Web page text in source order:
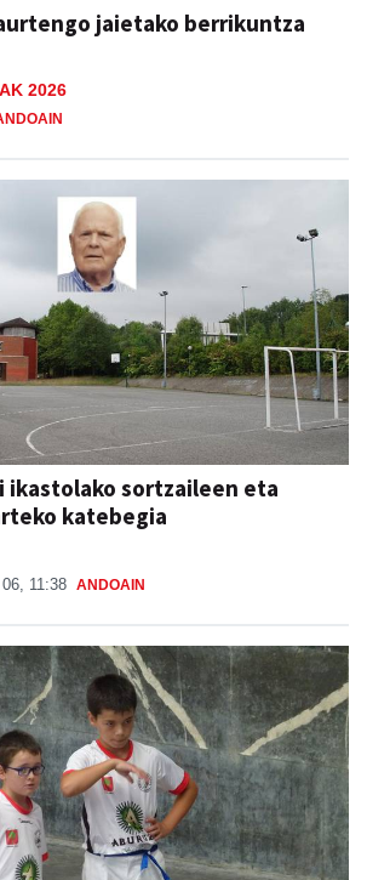
jaietako berrikuntza
2026
ikastolako sortzaileen eta
katebegia
11:38 ANDOAIN